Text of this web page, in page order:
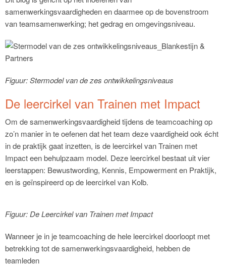
samenwerkingsvaardigheden en daarmee op de bovenstroom
van teamsamenwerking; het gedrag en omgevingsniveau.
Figuur: Stermodel van de zes ontwikkelingsniveaus
De leercirkel van Trainen met Impact
Om de samenwerkingsvaardigheid tijdens de teamcoaching op
zo’n manier in te oefenen dat het team deze vaardigheid ook écht
in de praktijk gaat inzetten, is de leercirkel van Trainen met
Impact een behulpzaam model. Deze leercirkel bestaat uit vier
leerstappen: Bewustwording, Kennis, Empowerment en Praktijk,
en is geïnspireerd op de leercirkel van Kolb.
Figuur: De Leercirkel van Trainen met Impact
Wanneer je in je teamcoaching de hele leercirkel doorloopt met
betrekking tot de samenwerkingsvaardigheid, hebben de
teamleden